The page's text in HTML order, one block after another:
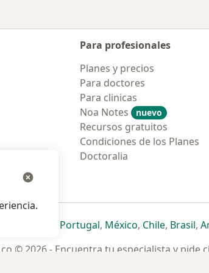
Para profesionales
Planes y precios
Para doctores
Para clinicas
Noa Notes
nuevo
Recursos gratuitos
Condiciones de los Planes
Doctoralia
nueva pestaña
una nueva pestaña
se abre en una nueva pestaña
se abre en una nueva pestaña
Portugalse abre en una nueva
, Méxicose abre en una
, Chilese abre
, Brasilse
,
© 2026 - Encuentra tu especialista y pide